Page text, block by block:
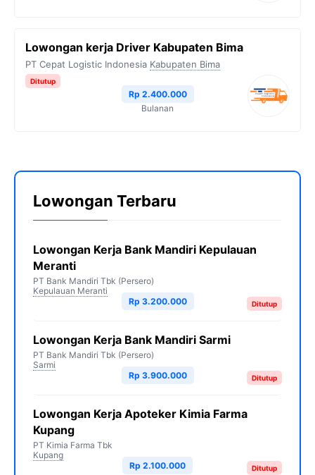
Lowongan kerja Driver Kabupaten Bima
PT Cepat Logistic Indonesia Kabupaten Bima
Ditutup
Rp 2.400.000
Bulanan
Lowongan Terbaru
Lowongan Kerja Bank Mandiri Kepulauan
Meranti
PT Bank Mandiri Tbk (Persero)
Kepulauan Meranti
Ditutup
Rp 3.200.000
Lowongan Kerja Bank Mandiri Sarmi
PT Bank Mandiri Tbk (Persero)
Sarmi
Ditutup
Rp 3.900.000
Lowongan Kerja Apoteker Kimia Farma
Kupang
PT Kimia Farma Tbk
Kupang
Ditutup
Rp 2.100.000